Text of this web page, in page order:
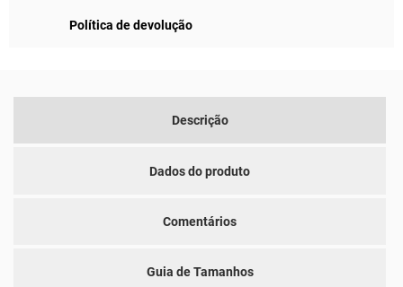
Política de devolução
Descrição
Dados do produto
Comentários
Guia de Tamanhos